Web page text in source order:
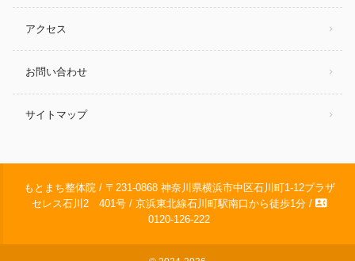
アクセス
お問い合わせ
サイトマップ
もとまち整体院 / 〒231-0868 神奈川県横浜市中区石川町1-12プラザ
セレス石川2 401号 / 京浜東北線石川町駅南口から徒歩1分 / contact_phone
0120-126-222